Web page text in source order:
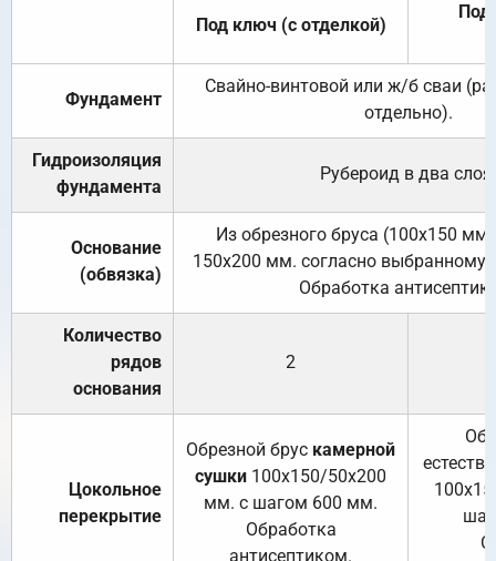
Под ключ (с отделкой)
Под
Фундамент
Свайно-винтовой или ж/б сваи
отдельно).
Гидроизоляция
фундамента
Рубероид в два слоя.
Основание
(обвязка)
Из обрезного бруса (100х150
150х200 мм. согласно выбранному
Обработка
Количество
рядов
основания
2
Цокольное
перекрытие
Обрезной брус камерной
сушки 100х150/50х200
мм. с шагом 600 мм.
Обработка
антисептиком.